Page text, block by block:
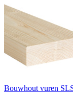
Bouwhout vuren